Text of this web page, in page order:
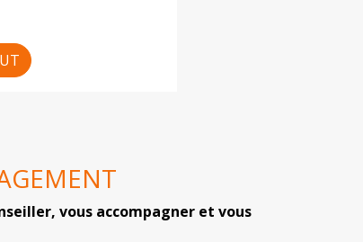
vous accompagner et vous